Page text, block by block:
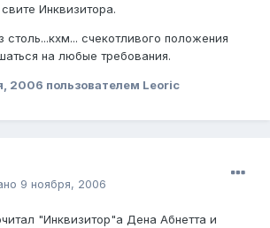
Инквизитора.
столь...кхм... счекотливого положения
на любые требования.
2006 пользователем Leoric
9 ноября, 2006
"Инквизитор"а Дена Абнетта и